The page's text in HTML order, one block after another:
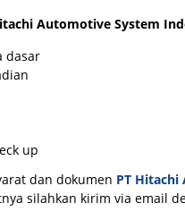
Automotive System
dasar
up
dan dokumen PT
silahkan kirim via email